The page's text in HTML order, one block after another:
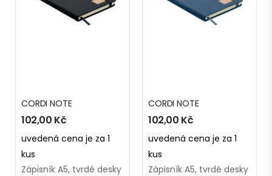
CORDI NOTE
102,00 Kč
uvedená cena je za 1
kus
Zápisník A5, tvrdé desky
CORDI NOTE
102,00 Kč
uvedená cena je za 1
kus
Zápisník A5, tvrdé desky